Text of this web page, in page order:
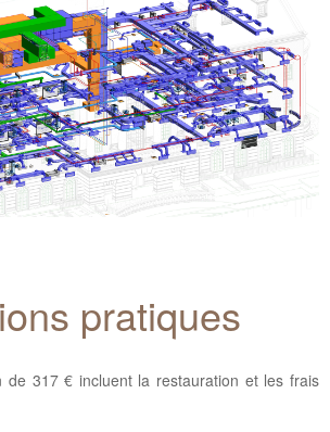
pratiques
de 317 € incluent la restauration et les frais